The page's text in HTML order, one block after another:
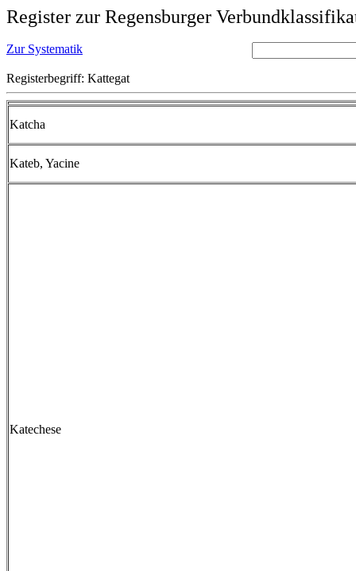
Register zur Regensburger
Zur Systematik
Registerbegriff: Kattegat
Katcha
Kateb, Yacine
Katechese